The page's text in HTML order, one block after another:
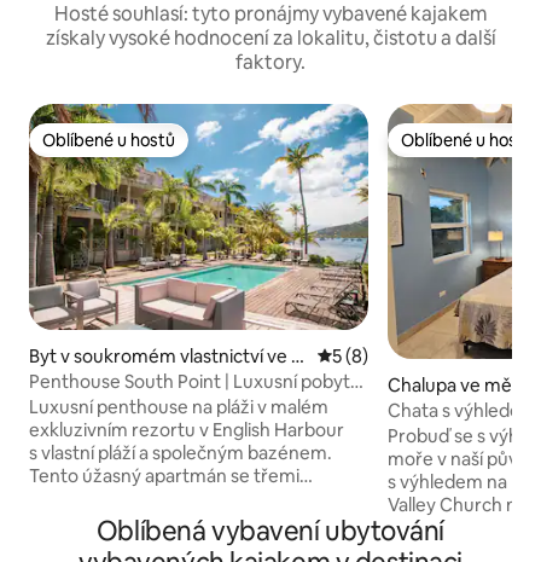
Hosté souhlasí: tyto pronájmy vybavené kajakem
získaly vysoké hodnocení za lokalitu, čistotu a další
faktory.
Oblíbené u hostů
Oblíbené u hostů
Byt v soukromém vlastnictví ve m
ěstě English Harbour
Průměrné hodnocení 5 z
5 (8)
Penthouse South Point | Luxusní pobyt
na pláži na Antiguě
Luxusní penthouse na pláži v malém
exkluzivním rezortu v English Harbour
s vlastní pláží a společným bazénem.
Tento úžasný apartmán se třemi
dechberoucí výhled na oceán a přístav
a 15 metrovou soukromou terasu
Oblíbené u hostů
Oblíbené u hostů
Chalupa ve
Chata s
Probuď se s
moře v naší
s výhledem na
Valley Church na
zrekonstruovaný,
objekt nabízí
Oblíbená vybavení ubytování